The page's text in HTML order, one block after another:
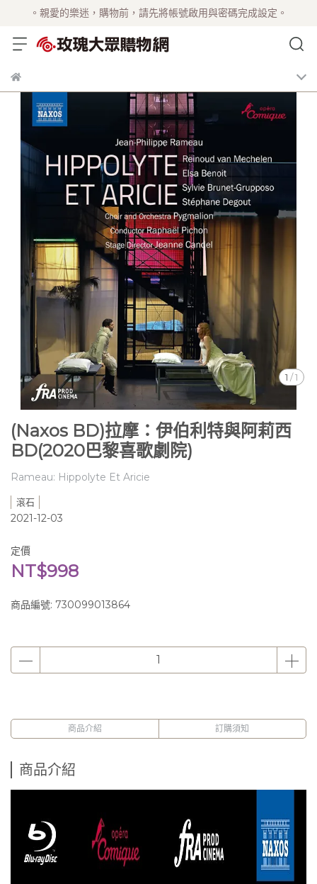
。親愛的樂迷，購物前，請先將帳號啟用與密碼完成設定。
1 /1
(Naxos BD)拉摩：伊伯利特與阿莉西
BD(2020巴黎喜歌劇院)
Rameau: Hippolyte Et Aricie
滾石
2021-12-03
定價
NT$998
商品編號: 730099013864
商品介紹 訂購須知
商品介紹